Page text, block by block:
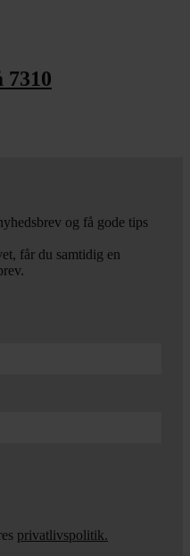
7310
og få gode tips
får du samtidig en
privatlivspolitik.